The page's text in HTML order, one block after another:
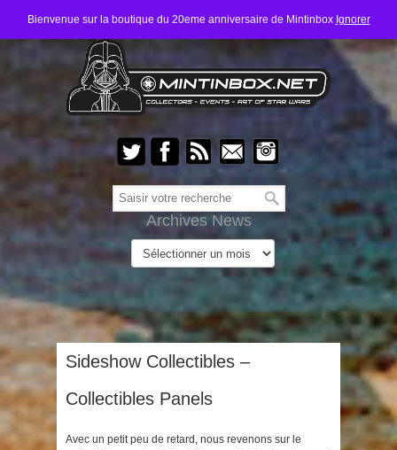
Bienvenue sur la boutique du 20eme anniversaire de Mintinbox Ignorer
Archives News
Sideshow Collectibles –
Collectibles Panels
Avec un petit peu de retard, nous revenons sur le